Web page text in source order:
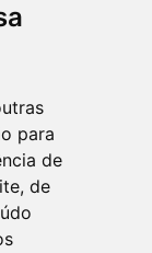
para
de
de